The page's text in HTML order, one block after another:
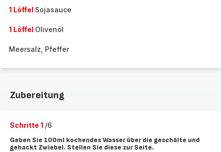
1 Löffel Sojasauce
1 Löffel Olivenöl
Meersalz, Pfeffer
Zubereitung
Schritte 1 /6
Geben Sie 100ml kochendes Wasser über die geschälte und
gehackt Zwiebel. Stellen Sie diese zur Seite.